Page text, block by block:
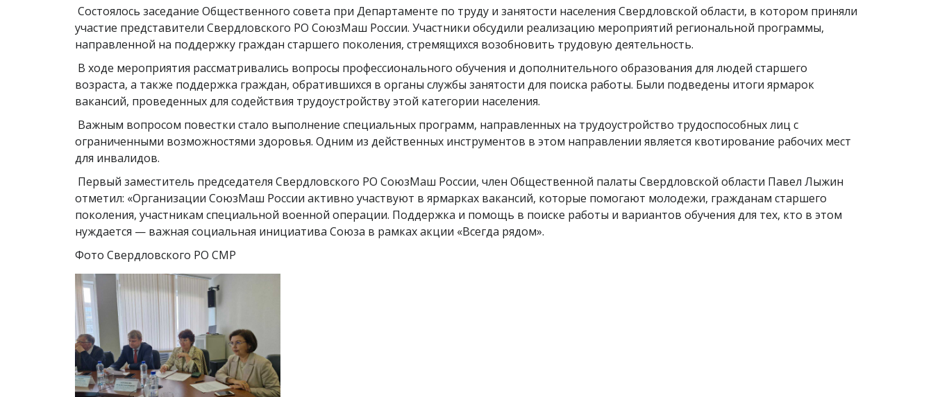
Состоялось заседание Общественного совета при Департаменте по труду и занятости населения Свердловской области, в котором приняли
участие представители Свердловского РО СоюзМаш России. Участники обсудили реализацию мероприятий региональной программы,
направленной на поддержку граждан старшего поколения, стремящихся возобновить трудовую деятельность.
В ходе мероприятия рассматривались вопросы профессионального обучения и дополнительного образования для людей старшего
возраста, а также поддержка граждан, обратившихся в органы службы занятости для поиска работы. Были подведены итоги ярмарок
вакансий, проведенных для содействия трудоустройству этой категории населения.
Важным вопросом повестки стало выполнение специальных программ, направленных на трудоустройство трудоспособных лиц с
ограниченными возможностями здоровья. Одним из действенных инструментов в этом направлении является квотирование рабочих мест
для инвалидов.
Первый заместитель председателя Свердловского РО СоюзМаш России, член Общественной палаты Свердловской области Павел Лыжин
отметил: «Организации СоюзМаш России активно участвуют в ярмарках вакансий, которые помогают молодежи, гражданам старшего
поколения, участникам специальной военной операции. Поддержка и помощь в поиске работы и вариантов обучения для тех, кто в этом
нуждается — важная социальная инициатива Союза в рамках акции «Всегда рядом».
Фото Свердловского РО СМР